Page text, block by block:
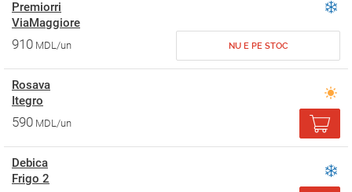
Premiorri
ViaMaggiore
910 MDL/un NU E PE STOC
Rosava
Itegro
590 MDL/un
Debica
Frigo 2